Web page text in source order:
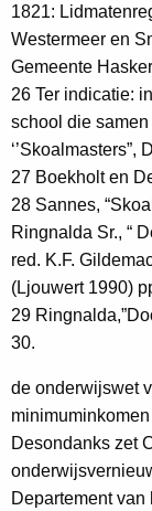
1821:
Westermeer en
Gemeente
26 Ter indicatie:
school die
‘’Skoalmasters”,
27 Boekholt en
28 Sannes,
Ringnalda Sr., “
red. K.F.
(Ljouwert 1990)
29
30.
de onderwijswet
Desondanks zet
Departement